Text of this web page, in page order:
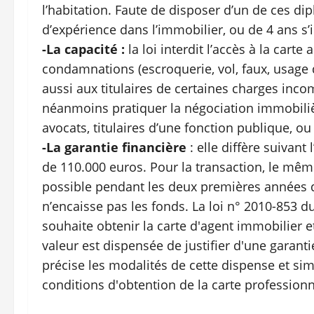
l’habitation. Faute de disposer d’un de ces
d’expérience dans l’immobilier, ou de 4 ans
-La capacité : la loi interdit l’accès à la carte
condamnations (escroquerie, vol, faux,
aussi aux titulaires de certaines charges
néanmoins pratiquer la négociation
avocats, titulaires d’une fonction publique,
-La garantie financière : elle diffère suivant
de 110.000 euros. Pour la transaction, le
possible pendant les deux premières années
n’encaisse pas les fonds. La loi n° 2010-
souhaite obtenir la carte d'agent immobilier
valeur est dispensée de justifier d'une
précise les modalités de cette dispense et
conditions d'obtention de la carte